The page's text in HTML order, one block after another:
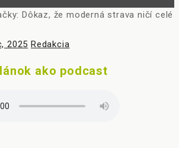
2025 Author
Redakcia
ako podcast